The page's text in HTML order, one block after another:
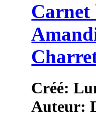
Carnet
Créé:
Auteur: